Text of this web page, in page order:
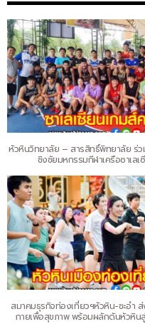
หัวหินวิทยาลัย – สารสิทธิ์พิทยาลัย ร่
ชิงชัยมหกรรมกีฬาเครือซาเลเ
สมาคมธุรกิจท่องเที่ยวฯหัวหิน-ชะอำ
กายเพื่อสุขภาพ พร้อมผลักดันหัวหิน